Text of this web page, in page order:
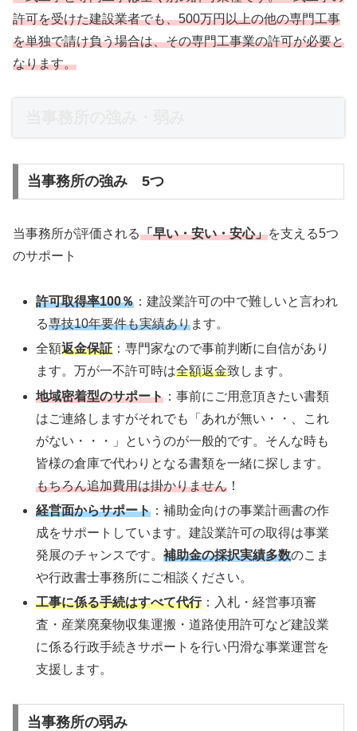
許可を受けた建設業者でも、500万円以上の他の専門工事
を単独で請け負う場合は、その専門工事業の許可が必要と
なります。
当事務所の強み 5つ
当事務所が評価される「早い・安い・安心」を支える5つ
のサポート
許可取得率100％ ：建設業許可の中で難しいと言われ
る専技10年要件も実績あります。
全額返金保証 ：専門家なので事前判断に自信があり
ます。万が一不許可時は全額返金致します。
地域密着型のサポート ：事前にご用意頂きたい書類
はご連絡しますがそれでも「あれが無い・・、これ
がない・・・」というのが一般的です。そんな時も
皆様の倉庫で代わりとなる書類を一緒に探します。
もちろん追加費用は掛かりません ！
経営面からサポート ：補助金向けの事業計画書の作
成をサポートしています。建設業許可の取得は事業
発展のチャンスです。補助金の採択実績多数のこま
や行政書士事務所にご相談ください。
工事に係る手続はすべて代行：入札・経営事項審
査・産業廃棄物収集運搬・道路使用許可など建設業
に係る行政手続きサポートを行い円滑な事業運営を
支援します。
当事務所の弱み